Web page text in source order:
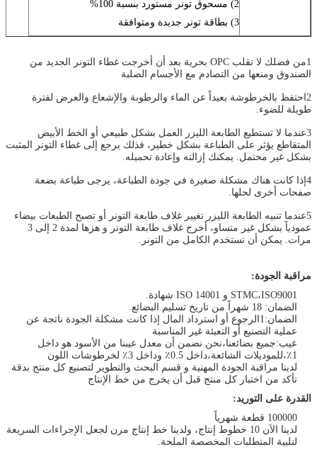
2) مسحوق تونر مستورد بنسبة 100%
3) بطاقة تونر جديدة ومتوافقة
1من فضلك لا تقلب OPC بحرية بعد أن أخرجت غطاء التونر الجديد من
الصندوق ومنعها من التصادم مع الأجسام الصلبة
2احتفظ بالخرطوشة بعيداً عن الماء والرطوبة والإشعاع والعرض لفترة
طويلة للضوء.
3عندما لا تستطيع الطابعة الليزر العمل بشكل طبيعي أو الخط الأبيض
المتقاطع يؤثر على الطباعة بشكل خطير، فذلك يرجع إلى غطاء التونر المثبت
بشكل غير محتمل. يمكنك إزالته وإعادة تحميله.
4إذا كانت هناك مشكلة صغيرة في جودة الطباعة، يرجى طباعة بضعة
صفحات أخرى لحلها.
5عندما تنبيه الطابعة الليزر ‬تغيير غلاف طابعة التونر ‬أو تصبح الطبعات بيضاء
عمودياً بشكل غير متساو، أخرج غلاف طابعة التونر و هزها لمدة 2 إلى 3
مرات. يمكن أن تستخدم الكامل من التونر.
مراقبة الجودة:
STMC،ISO9001 و ISO 14001 شهادة.
الضمان: 18 شهراً من تاريخ تسليم البضائع.
الضمان:1الرجوع أو استرداد المال إذا كانت مشكلة الجودة ناتجة عن
عملية التصنيع أو التعبئة غير المناسبة
عيب:جميع بضائعنا،نحن نضمن أن معدل عيبنا من الأسود هو داخل
1٪،للموديلات الشائعة،داخل 0.5٪ وداخل 3٪ لخرطوشات اللون
لدينا مراقبة الجودة المهنية و قسم البحث والتطوير لتصنيع كل منتج بدقة
تأكد من اختبار كل منتج قبل أن يخرج من خط الإنتاج
القدرة على التوريد:
100000 قطعة شهرياً
لدينا الآن 10 خطوط إنتاج، ولدينا خط إنتاج مرن لجعل الإجراءات السريعة
لتلبية المتطلبات المخصصة الملحة.